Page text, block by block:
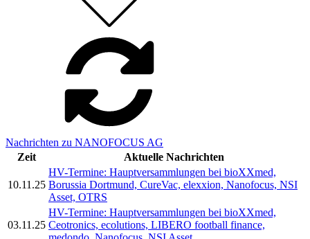
Nachrichten zu NANOFOCUS AG
Zeit
Aktuelle Nachrichten
10.11.25
HV-Termine: Hauptversammlungen bei bioXXmed,
Borussia Dortmund, CureVac, elexxion, Nanofocus, NSI
Asset, OTRS
03.11.25
HV-Termine: Hauptversammlungen bei bioXXmed,
Ceotronics, ecolutions, LIBERO football finance,